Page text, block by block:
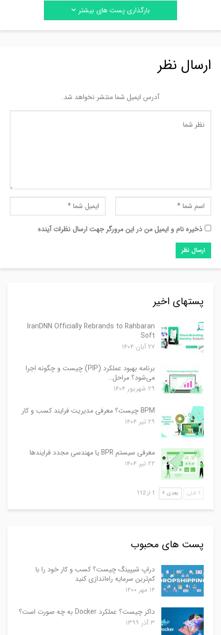
بارگذاری پست های بیشتر
ارسال نظر
آدرس ایمیل شما منتشر نخواهد شد.
ذخیره نام و ایمیل من در این مرورگر جهت ارسال نظرات آینده
پستهای اخیر
IranDNN Officially Rebrands to Rahbaran
Soft
۲۷ آبان ۱۴۰۴
برنامه بهبود عملکرد (PIP) چیست و چگونه اجرا
می‌شود؟ مراحل…
۲۹ شهریور ۱۴۰۴
BPM چیست؟ معرفی مدیریت فرایند کسب و کار
۲۹ تیر ۱۴۰۴
معرفی سیستم BPR یا مهندسی مجدد فرایندها
۲۲ تیر ۱۴۰۴
قبلی بعدی 1 از 112
پست های محبوب
دراپ شیپینگ چیست؟ کسب و کار خود را با
کم‌ترین سرمایه راه‌اندازی کنید
۱۴ مهر ۱۴۰۰
داکر چیست؟ عملکرد Docker به چه صورت است؟
۳ آذر ۱۳۹۹